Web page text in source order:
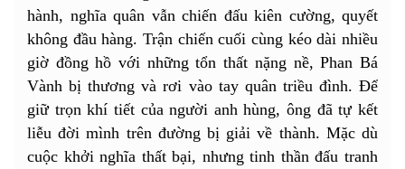
hành, nghĩa quân vẫn chiến đấu kiên cường, quyết
không đầu hàng. Trận chiến cuối cùng kéo dài nhiều
giờ đồng hồ với những tổn thất nặng nề, Phan Bá
Vành bị thương và rơi vào tay quân triều đình. Để
giữ trọn khí tiết của người anh hùng, ông đã tự kết
liễu đời mình trên đường bị giải về thành. Mặc dù
cuộc khởi nghĩa thất bại, nhưng tinh thần đấu tranh